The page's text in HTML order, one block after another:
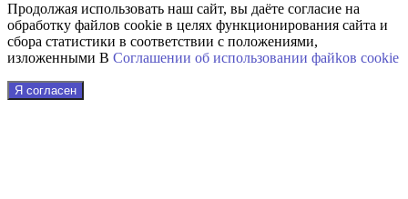
Продолжая использовать наш сайт, вы даёте согласие на
обработку файлов cookie в целях функционирования сайта и
сбора статистики в соответствии с положениями,
изложенными В Соглашении об использовании файkов cookie
Я согласен